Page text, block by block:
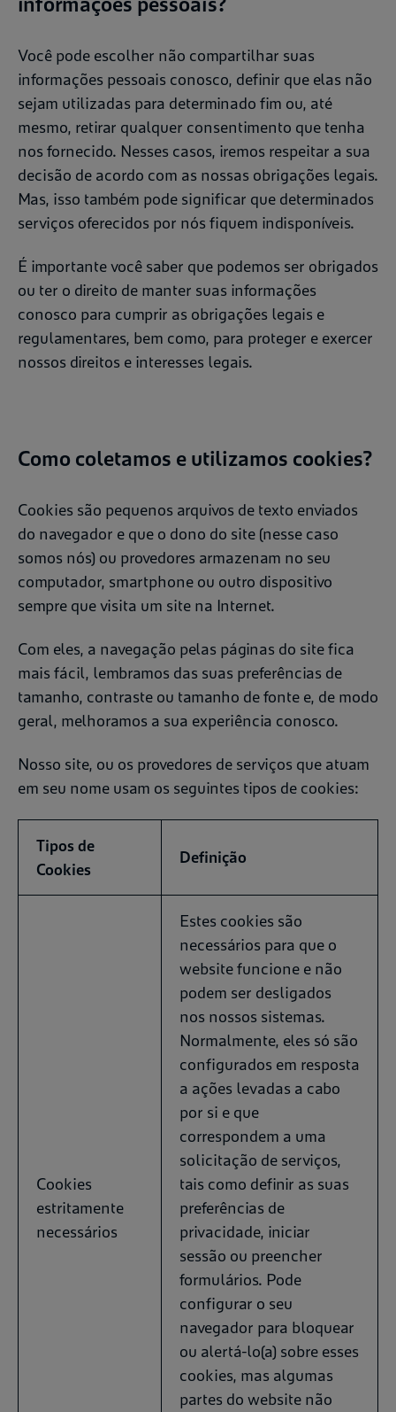
Você pode escolher não compartilhar suas
informações pessoais conosco, definir que elas não
sejam utilizadas para determinado fim ou, até
mesmo, retirar qualquer consentimento que tenha
nos fornecido. Nesses casos, iremos respeitar a sua
decisão de acordo com as nossas obrigações legais.
Mas, isso também pode significar que determinados
serviços oferecidos por nós fiquem indisponíveis.
É importante você saber que podemos ser obrigados
ou ter o direito de manter suas informações
conosco para cumprir as obrigações legais e
regulamentares, bem como, para proteger e exercer
nossos direitos e interesses legais.
Como coletamos e utilizamos cookies?
Cookies são pequenos arquivos de texto enviados
do navegador e que o dono do site (nesse caso
somos nós) ou provedores armazenam no seu
computador, smartphone ou outro dispositivo
sempre que visita um site na Internet.
Com eles, a navegação pelas páginas do site fica
mais fácil, lembramos das suas preferências de
tamanho, contraste ou tamanho de fonte e, de modo
geral, melhoramos a sua experiência conosco.
Nosso site, ou os provedores de serviços que atuam
em seu nome usam os seguintes tipos de cookies:
Tipos de
Cookies
Definição
Cookies
estritamente
necessários
Estes cookies são
necessários para que o
website funcione e não
podem ser desligados
nos nossos sistemas.
Normalmente, eles só são
configurados em resposta
a ações levadas a cabo
por si e que
correspondem a uma
solicitação de serviços,
tais como definir as suas
preferências de
privacidade, iniciar
sessão ou preencher
formulários. Pode
configurar o seu
navegador para bloquear
ou alertá-lo(a) sobre esses
cookies, mas algumas
partes do website não